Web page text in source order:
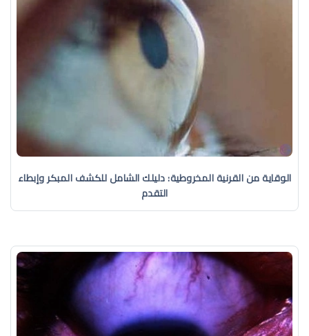
الوقاية من القرنية المخروطية: دليلك الشامل للكشف المبكر وإبطاء
التقدم